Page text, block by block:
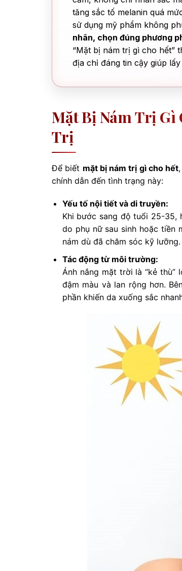
tăng sắc tố melanin quá
sử dụng mỹ phẩm không
nhân, chọn đúng phương
“Mặt bị nám trị gì cho hết”
địa chỉ đáng tin cậy giúp
Mặt Bị Nám Trị Gì
Trị
Để biết mặt bị nám trị gì cho hết
chính dẫn đến tình trạng này:
Yếu tố nội tiết và di truyền:
Khi bước sang độ tuổi 25-35,
do phụ nữ sau sinh hoặc tiền
nám dù đã chăm sóc kỹ lưỡng.
Tác động từ môi trường:
Ánh nắng mặt trời là “kẻ thù”
đậm màu và lan rộng hơn.
phần khiến da xuống sắc